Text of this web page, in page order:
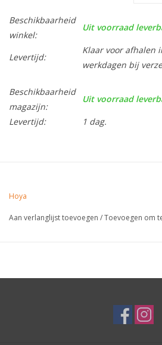
Beschikbaarheid
winkel:
Uit voorraad
Levertijd:
Klaar voor afhalen
werkdagen bij
Beschikbaarheid
magazijn:
Uit voorraad
Levertijd:
1 dag.
Hoya
Aan verlanglijst toevoegen /Toevoegen om